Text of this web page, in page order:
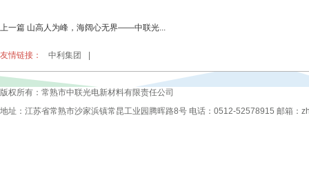
上一篇 山高人为峰，海阔心无界——中联光...
友情链接： 中利集团
版权所有：常熟市中联光电新材料有限责任公司
地址：江苏省常熟市沙家浜镇常昆工业园腾晖路8号 电话：0512-52578915 邮箱：